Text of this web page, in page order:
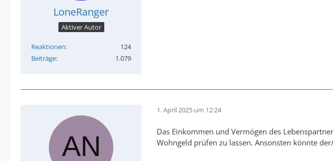
LoneRanger
Aktiver Autor
Reaktionen
124
Beiträge
1.079
1. April 2025 um 12:24
Das Einkommen und Vermögen des
Wohngeld prüfen zu lassen. Ansonsten könnte